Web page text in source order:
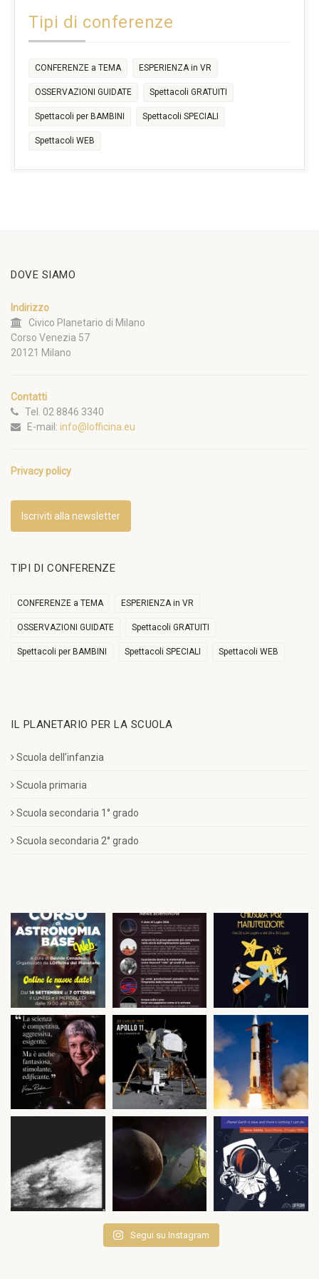
17:30
Tipi di conferenze
CONFERENZE a TEMA ESPERIENZA in VR
OSSERVAZIONI GUIDATE Spettacoli GRATUITI
Spettacoli per BAMBINI Spettacoli SPECIALI
Spettacoli WEB
DOVE SIAMO
Indirizzo
Civico Planetario di Milano
Corso Venezia 57
20121 Milano
Contatti
Tel. 02 8846 3340
E-mail: info@lofficina.eu
Privacy policy
Iscriviti alla newsletter
TIPI DI CONFERENZE
CONFERENZE a TEMA ESPERIENZA in VR
OSSERVAZIONI GUIDATE Spettacoli GRATUITI
Spettacoli per BAMBINI Spettacoli SPECIALI Spettacoli WEB
IL PLANETARIO PER LA SCUOLA
Scuola dell’infanzia
Scuola primaria
Scuola secondaria 1° grado
Scuola secondaria 2° grado
Segui su Instagram